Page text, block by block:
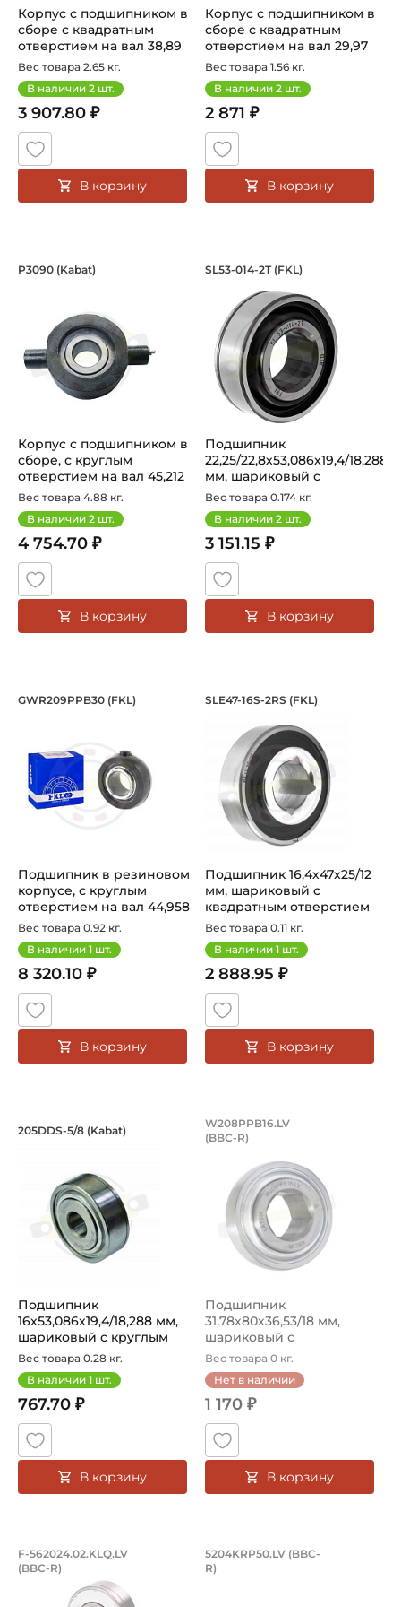
Корпус с подшипником в
сборе с квадратным
отверстием на вал 38,89
мм. А...
Вес товара 2.65 кг.
В наличии 2 шт.
3 907.80 ₽
В корзину
Корпус с подшипником в
сборе с квадратным
отверстием на вал 29,97
мм. А...
Вес товара 1.56 кг.
В наличии 2 шт.
2 871 ₽
В корзину
Корпус с подшипником в сборе, с
P3090 (Kabat)
Корпус с подшипником в
сборе, с круглым
отверстием на вал 45,212
мм. Ар...
Вес товара 4.88 кг.
В наличии 2 шт.
4 754.70 ₽
В корзину
Подшипник 22,25/
SL53-014-2T (FKL)
Подшипник
22,25/22,8х53,086х19,4/18,288
мм, шариковый с
шестигранным от...
Вес товара 0.174 кг.
В наличии 2 шт.
3 151.15 ₽
В корзину
Подшипник в резиновом корпусе, с
GWR209PPB30 (FKL)
Подшипник в резиновом
корпусе, с круглым
отверстием на вал 44,958
мм, к...
Вес товара 0.92 кг.
В наличии 1 шт.
8 320.10 ₽
В корзину
Подшипник
SLE47-16S-2RS (FKL)
Подшипник 16,4х47х25/12
мм, шариковый с
квадратным отверстием
на квадра...
Вес товара 0.11 кг.
В наличии 1 шт.
2 888.95 ₽
В корзину
Подшипник 16х53,086х19,4/18,288
Подшипник 205DDS-5/8 Kabat, шариковый, c
205DDS-5/8 (Kabat)
Подшипник
16х53,086х19,4/18,288 мм,
шариковый с круглым
отверстием на в...
Вес товара 0.28 кг.
В наличии 1 шт.
767.70 ₽
В корзину
Подшипник
Подшипник 31,78х80х36,53/
W208PPB16.LV
(BBC-R)
Подшипник
31,78х80х36,53/18 мм,
шариковый с
шестигранным
отверстием на ...
Вес товара 0 кг.
Нет в наличии
1 170 ₽
В корзину
Подшипник 16,027х60х23,3/22,9 мм,
Подшипник 16,027х60х23,3/22,9 мм, на вал 16,027 мм
F-562024.02.KLQ.LV
(BBC-R)
Подшипник
Подшипник 5204KRP50.LV
5204KRP50.LV (BBC-
R)